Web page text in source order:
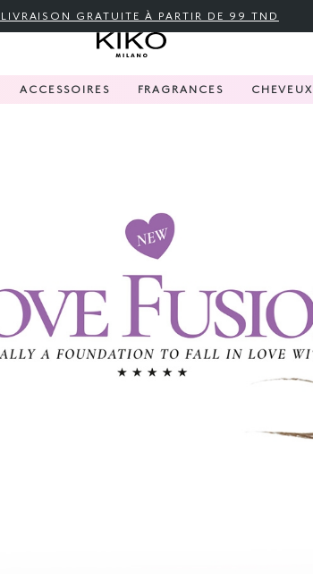
GRATUITE À PARTIR DE 99 TND
ACCESSOIRES FRAGRANCES CHEVEUX